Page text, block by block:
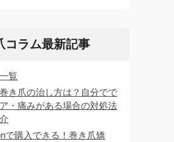
コラム最新記事
覧
き爪の治し方は？自分でで
・痛みがある場合の対処法
で購入できる！巻き爪矯